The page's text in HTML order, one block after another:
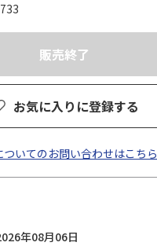
お気に入りに登録する
ついてのお問い合わせはこちら
年08月06日